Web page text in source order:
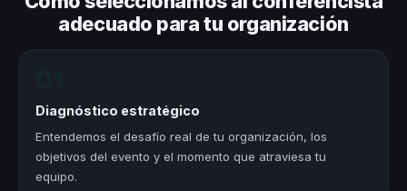
adecuado para tu organización
Diagnóstico estratégico
Entendemos el desafío real de tu organización, los
objetivos del evento y el momento que atraviesa tu
equipo.